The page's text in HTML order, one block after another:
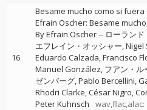
16
Besame mucho como si fuera
Efrain Oscher: Besame
By Efrain Oscher-- ローラン
エフレイン・オッシャー Nigel
Eduardo Calzada Francisco
Manuel González フアン・ル
ゼンバーグ Pablo Bercellini
Rhodri Clarke César Nigro
Peter Kuhnsch
wav,flac,alac: